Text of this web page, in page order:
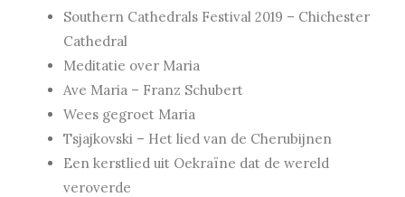
Southern Cathedrals Festival 2019 – Chichester
Cathedral
Meditatie over Maria
Ave Maria – Franz Schubert
Wees gegroet Maria
Tsjajkovski – Het lied van de Cherubijnen
Een kerstlied uit Oekraïne dat de wereld
veroverde